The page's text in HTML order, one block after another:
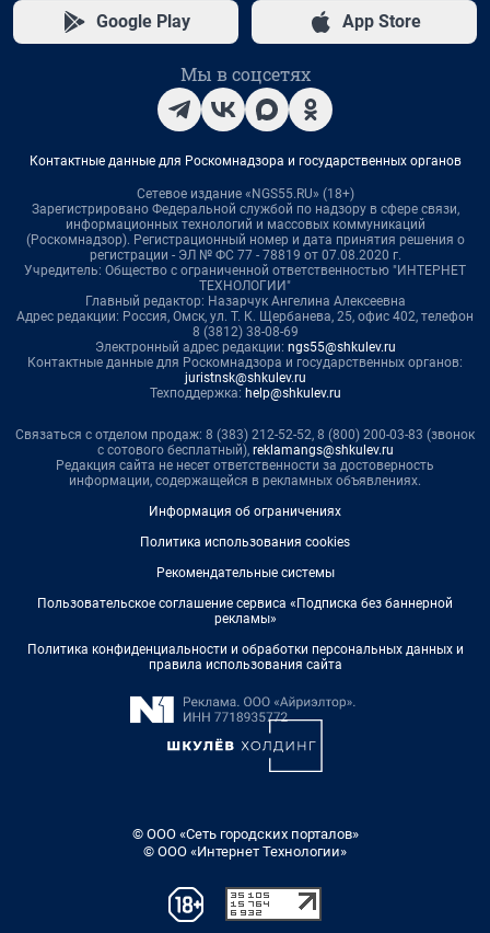
Google Play App Store
Мы в соцсетях
Контактные данные для Роскомнадзора и государственных органов
Сетевое издание «NGS55.RU» (18+)
Зарегистрировано Федеральной службой по надзору в сфере связи,
информационных технологий и массовых коммуникаций
(Роскомнадзор). Регистрационный номер и дата принятия решения о
регистрации - ЭЛ № ФС 77 - 78819 от 07.08.2020 г.
Учредитель: Общество с ограниченной ответственностью "ИНТЕРНЕТ
ТЕХНОЛОГИИ"
Главный редактор: Назарчук Ангелина Алексеевна
Адрес редакции: Россия, Омск, ул. Т. К. Щербанева, 25, офис 402, телефон
8 (3812) 38-08-69
Электронный адрес редакции: ngs55@shkulev.ru
Контактные данные для Роскомнадзора и государственных органов:
juristnsk@shkulev.ru
Техподдержка: help@shkulev.ru
Связаться с отделом продаж: 8 (383) 212-52-52, 8 (800) 200-03-83 (звонок
с сотового бесплатный), reklamangs@shkulev.ru
Редакция сайта не несет ответственности за достоверность
информации, содержащейся в рекламных объявлениях.
Информация об ограничениях
Политика использования cookies
Рекомендательные системы
Пользовательское соглашение сервиса «Подписка без баннерной
рекламы»
Политика конфиденциальности и обработки персональных данных и
правила использования сайта
© ООО «Сеть городских порталов»
© ООО «Интернет Технологии»